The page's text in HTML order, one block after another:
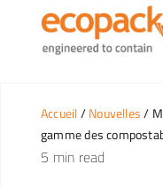
content
Produits
Accueil/Nouvelles/
gamme des
5 min read